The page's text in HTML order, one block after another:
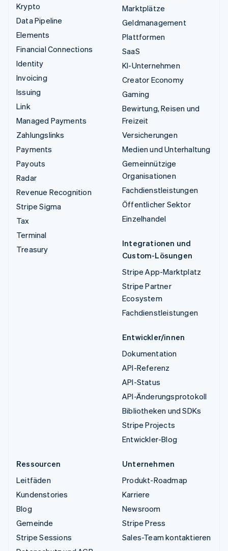
Krypto
Data Pipeline
Elements
Financial Connections
Identity
Invoicing
Issuing
Link
Managed Payments
Zahlungslinks
Payments
Payouts
Radar
Revenue Recognition
Stripe Sigma
Tax
Terminal
Treasury
Marktplätze
Geldmanagement
Plattformen
SaaS
KI-Unternehmen
Creator Economy
Gaming
Bewirtung, Reisen und
Freizeit
Versicherungen
Medien und Unterhaltung
Gemeinnützige
Organisationen
Fachdienstleistungen
Öffentlicher Sektor
Einzelhandel
Integrationen und
Custom-Lösungen
Stripe App-Marktplatz
Stripe Partner
Ecosystem
Fachdienstleistungen
Entwickler/innen
Dokumentation
API-Referenz
API-Status
API-Änderungsprotokoll
Bibliotheken und SDKs
Stripe Projects
Entwickler-Blog
Ressourcen
Leitfäden
Kundenstories
Blog
Gemeinde
Stripe Sessions
Unternehmen
Produkt-Roadmap
Karriere
Newsroom
Stripe Press
Sales-Team kontaktieren